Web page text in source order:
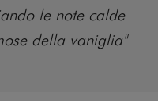
le note calde
della vaniglia"